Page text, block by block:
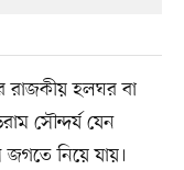
রাজকীয় হলঘর বা
সৌন্দর্য যেন
জগতে নিয়ে যায়।